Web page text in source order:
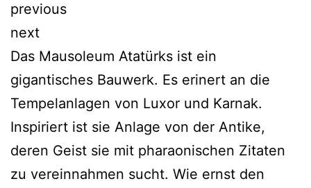
previous
next
Das Mausoleum Atatürks ist ein
gigantisches Bauwerk. Es erinert an die
Tempelanlagen von Luxor und Karnak.
Inspiriert ist sie Anlage von der Antike,
deren Geist sie mit pharaonischen Zitaten
zu vereinnahmen sucht. Wie ernst den